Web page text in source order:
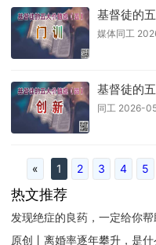
基督徒的
媒体同工
基督徒的
同工 2026-
« 1 2 3 4 5
热文推荐
发现绝症的良药，一定给你帮
原创丨离婚率逐年攀升，是